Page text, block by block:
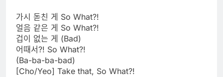
가시 돋친 게 So What?!
얼음 같은 게 So What?!
겁이 없는 게 (Bad)
어때서?! So What?!
(Ba-ba-ba-bad)
[Cho/Yeo] Take that, So What?!